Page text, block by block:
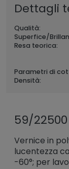
Dettagli
Qualità:
Superfice/
Resa teorica:
Parametri di
Densità:
59/22500
Vernice in
lucentezza
-60°; per